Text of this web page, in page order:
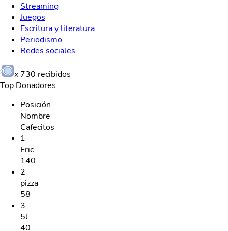
Streaming
Juegos
Escritura y literatura
Periodismo
Redes sociales
x 730 recibidos
Top Donadores
Posición
Nombre
Cafecitos
1
Eric
140
2
pizza
58
3
5J
40